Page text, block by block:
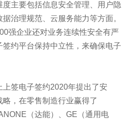
主要包括信息安全管理、用户隐
治理规范、云服务能力等方面。
强企业还对业务连续性安全有严
约平台保持中立性，来确保电子
签电子签约2020年提出了安
，在零售制造行业赢得了
（达能）、GE（通用电